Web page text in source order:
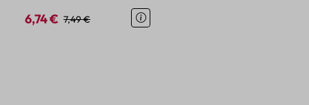
Verkaufspreis:
6,74 € Regulärer Preis:
7,49 €